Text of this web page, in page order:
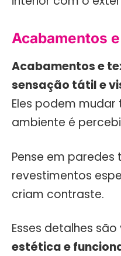
Acabamentos
Acabamentos e
sensação tátil e
Eles podem
ambiente é
Pense em paredes
revestimentos
criam contraste.
Esses detalhes
estética e